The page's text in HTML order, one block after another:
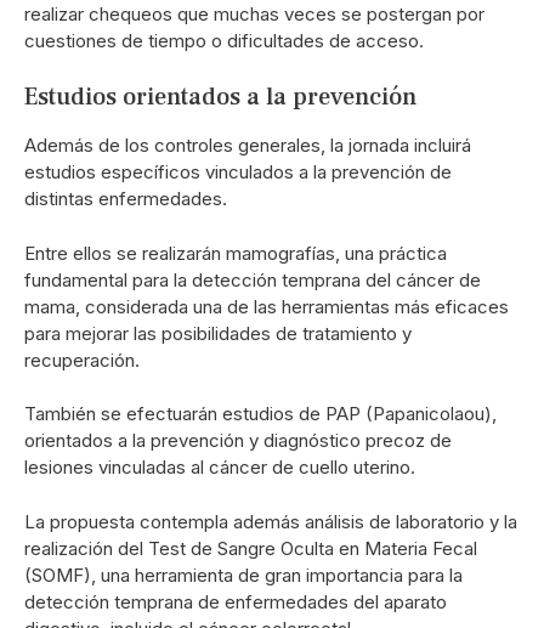
realizar chequeos que muchas veces se postergan por
cuestiones de tiempo o dificultades de acceso.
Estudios orientados a la prevención
Además de los controles generales, la jornada incluirá
estudios específicos vinculados a la prevención de
distintas enfermedades.
Entre ellos se realizarán mamografías, una práctica
fundamental para la detección temprana del cáncer de
mama, considerada una de las herramientas más eficaces
para mejorar las posibilidades de tratamiento y
recuperación.
También se efectuarán estudios de PAP (Papanicolaou),
orientados a la prevención y diagnóstico precoz de
lesiones vinculadas al cáncer de cuello uterino.
La propuesta contempla además análisis de laboratorio y la
realización del Test de Sangre Oculta en Materia Fecal
(SOMF), una herramienta de gran importancia para la
detección temprana de enfermedades del aparato